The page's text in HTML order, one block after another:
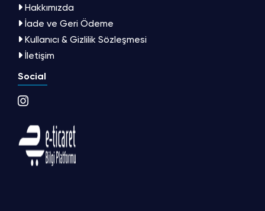
Hakkımızda
İade ve Geri Ödeme
Kullanıcı & Gizlilik Sözleşmesi
İletişim
Social